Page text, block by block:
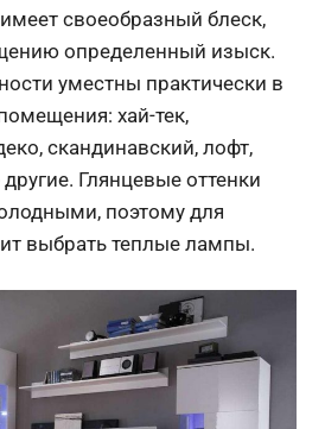
своеобразный блеск,
определенный изыск.
уместны практически в
хай-тек,
скандинавский, лофт,
Глянцевые оттенки
поэтому для
выбрать теплые лампы.